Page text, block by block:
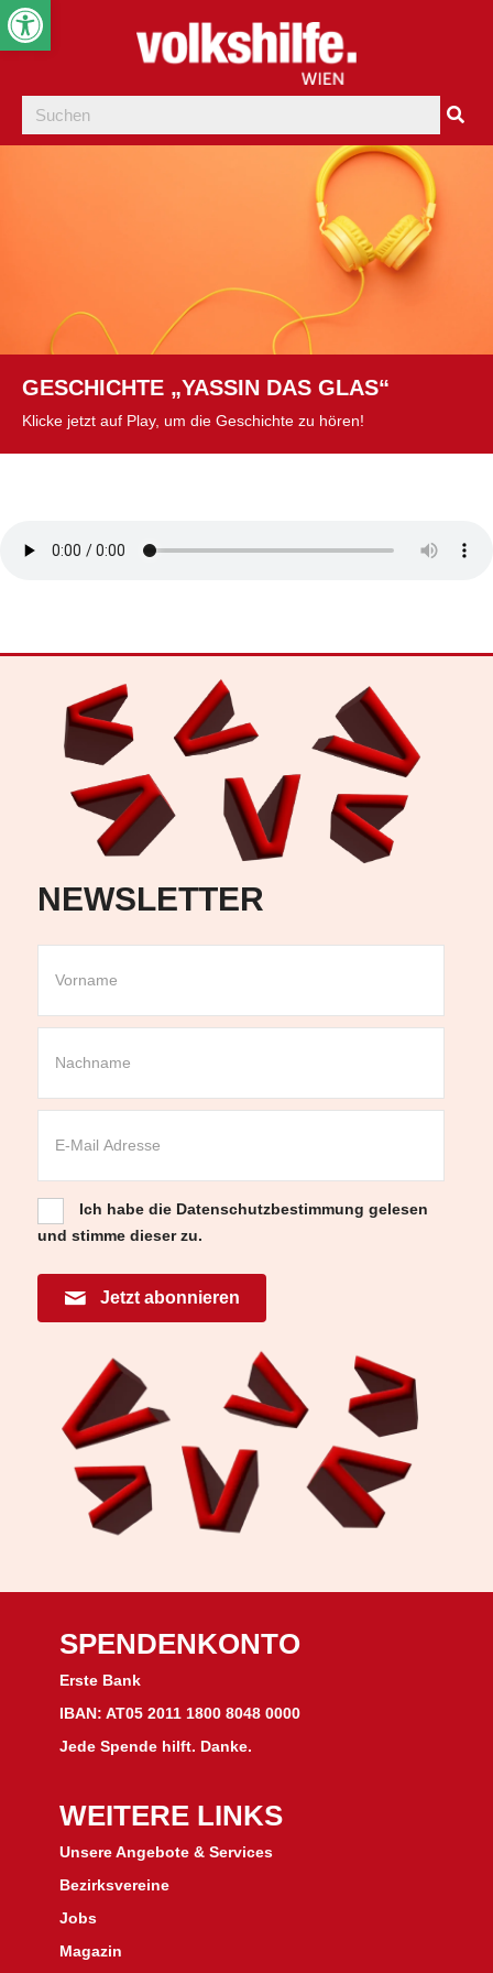
GESCHICHTE „YASSIN DAS GLAS“
Klicke jetzt auf Play, um die Geschichte zu hören!
NEWSLETTER
Ich habe die Datenschutzbestimmung gelesen
und stimme dieser zu.
Jetzt abonnieren
SPENDENKONTO
Erste Bank
IBAN: AT05 2011 1800 8048 0000
Jede Spende hilft. Danke.
WEITERE LINKS
Unsere Angebote & Services
Bezirksvereine
Jobs
Magazin